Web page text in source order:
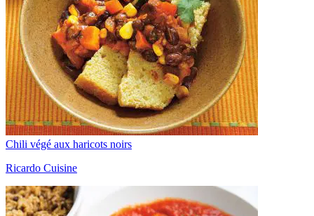
Chili végé aux haricots noirs
Ricardo Cuisine